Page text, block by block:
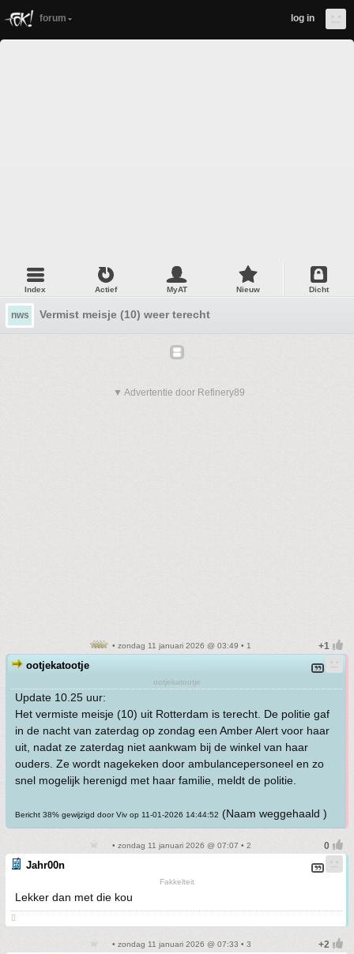
forum log in
Index Actief MyAT Nieuw Dicht
nws Vermist meisje (10) weer terecht
▼ Advertentie door Refinery89
• zondag 11 januari 2026 @ 03:49 • 1
ootjekatootje
ootjekatootje
Update 10.25 uur:
Het vermiste meisje (10) uit Rotterdam is terecht. De politie gaf
in de nacht van zaterdag op zondag een Amber Alert voor haar
uit, nadat ze zaterdag niet aankwam bij de winkel van haar
ouders. Ze wordt nagekeken door ambulancepersoneel en zo
snel mogelijk herenigd met haar familie, meldt de politie.
Bericht 38% gewijzigd door Viv op 11-01-2026 14:44:52 (Naam weggehaald )
• zondag 11 januari 2026 @ 07:07 • 2
Jahr00n
Fakkelteit
Lekker dan met die kou

• zondag 11 januari 2026 @ 07:33 • 3